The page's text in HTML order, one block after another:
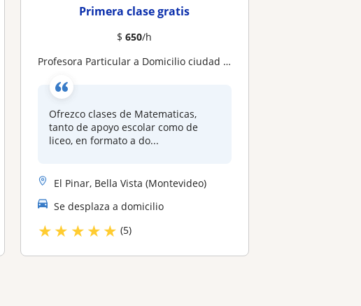
Primera clase gratis
$650/h
Profesora Particular a Domicilio ciudad de la costa
Ofrezco clases de Matematicas,
tanto de apoyo escolar como de
liceo, en formato a do...
El Pinar, Bella Vista (Montevideo)
Se desplaza a domicilio
★★ ★★★ (5)